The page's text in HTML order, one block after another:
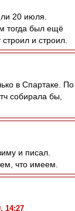
20 июля.
тогда был ещё
и строил.
в Спартаке. По
собирала бы,
и писал.
что имеем.
14:27